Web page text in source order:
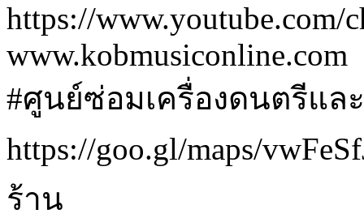
https://
www.kobmusiconline.com
#ศูนย์ซ่อมเครื่องดนตรีแล
https://goo.gl/maps/
ร้าน